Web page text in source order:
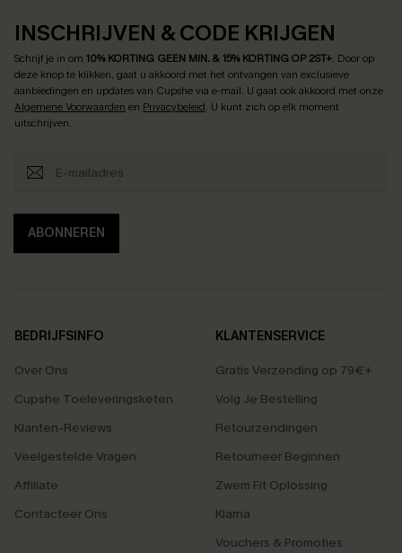
INSCHRIJVEN & CODE KRIJGEN
Schrijf je in om 10% KORTING GEEN MIN. & 15% KORTING OP 2ST+. Door op
deze knop te klikken, gaat u akkoord met het ontvangen van exclusieve
aanbiedingen en updates van Cupshe via e-mail. U gaat ook akkoord met onze
Algemene Voorwaarden en Privacybeleid. U kunt zich op elk moment
uitschrijven.
ABONNEREN
BEDRIJFSINFO
Over Ons
Cupshe Toeleveringsketen
Klanten-Reviews
Veelgestelde Vragen
Affiliate
Contacteer Ons
KLANTENSERVICE
Gratis Verzending op 79€+
Volg Je Bestelling
Retourzendingen
Retourneer Beginnen
Zwem Fit Oplossing
Klarna
Vouchers & Promoties